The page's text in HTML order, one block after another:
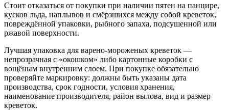
Стоит отказаться от покупки при наличии пятен на панцире,
кусков льда, наплывов и смёрзшихся между собой креветок,
повреждённой упаковки, рыбного запаха, подсушенной или
ржавой поверхности.
Лучшая упаковка для варено-мороженых креветок —
непрозрачная с «окошком» либо картонные коробки с
вощёным внутренним слоем. При покупке обязательно
проверяйте маркировку: должны быть указаны дата
производства, срок годности, условия хранения,
наименование производителя, район вылова, вид и размер
креветок.